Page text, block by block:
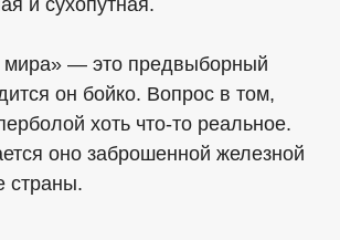
и сухопутная.
мира» — это предвыборный
он бойко. Вопрос в том,
хоть что-то реальное.
оно заброшенной железной
страны.